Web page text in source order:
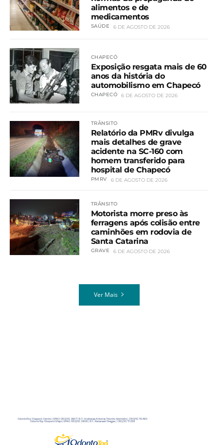
alimentos e de
medicamentos
SAÚDE 6 DE AGOSTO DE 2026
CHAPECÓ
Exposição resgata mais de 60
anos da história do
automobilismo em Chapecó
CHAPECÓ 6 DE AGOSTO DE 2026
TRÂNSITO
Relatório da PMRv divulga
mais detalhes de grave
acidente na SC-160 com
homem transferido para
hospital de Chapecó
PMRV 6 DE AGOSTO DE 2026
TRÂNSITO
Motorista morre preso às
ferragens após colisão entre
caminhões em rodovia de
Santa Catarina
GRAVE 6 DE AGOSTO DE 2026
Ver Mais